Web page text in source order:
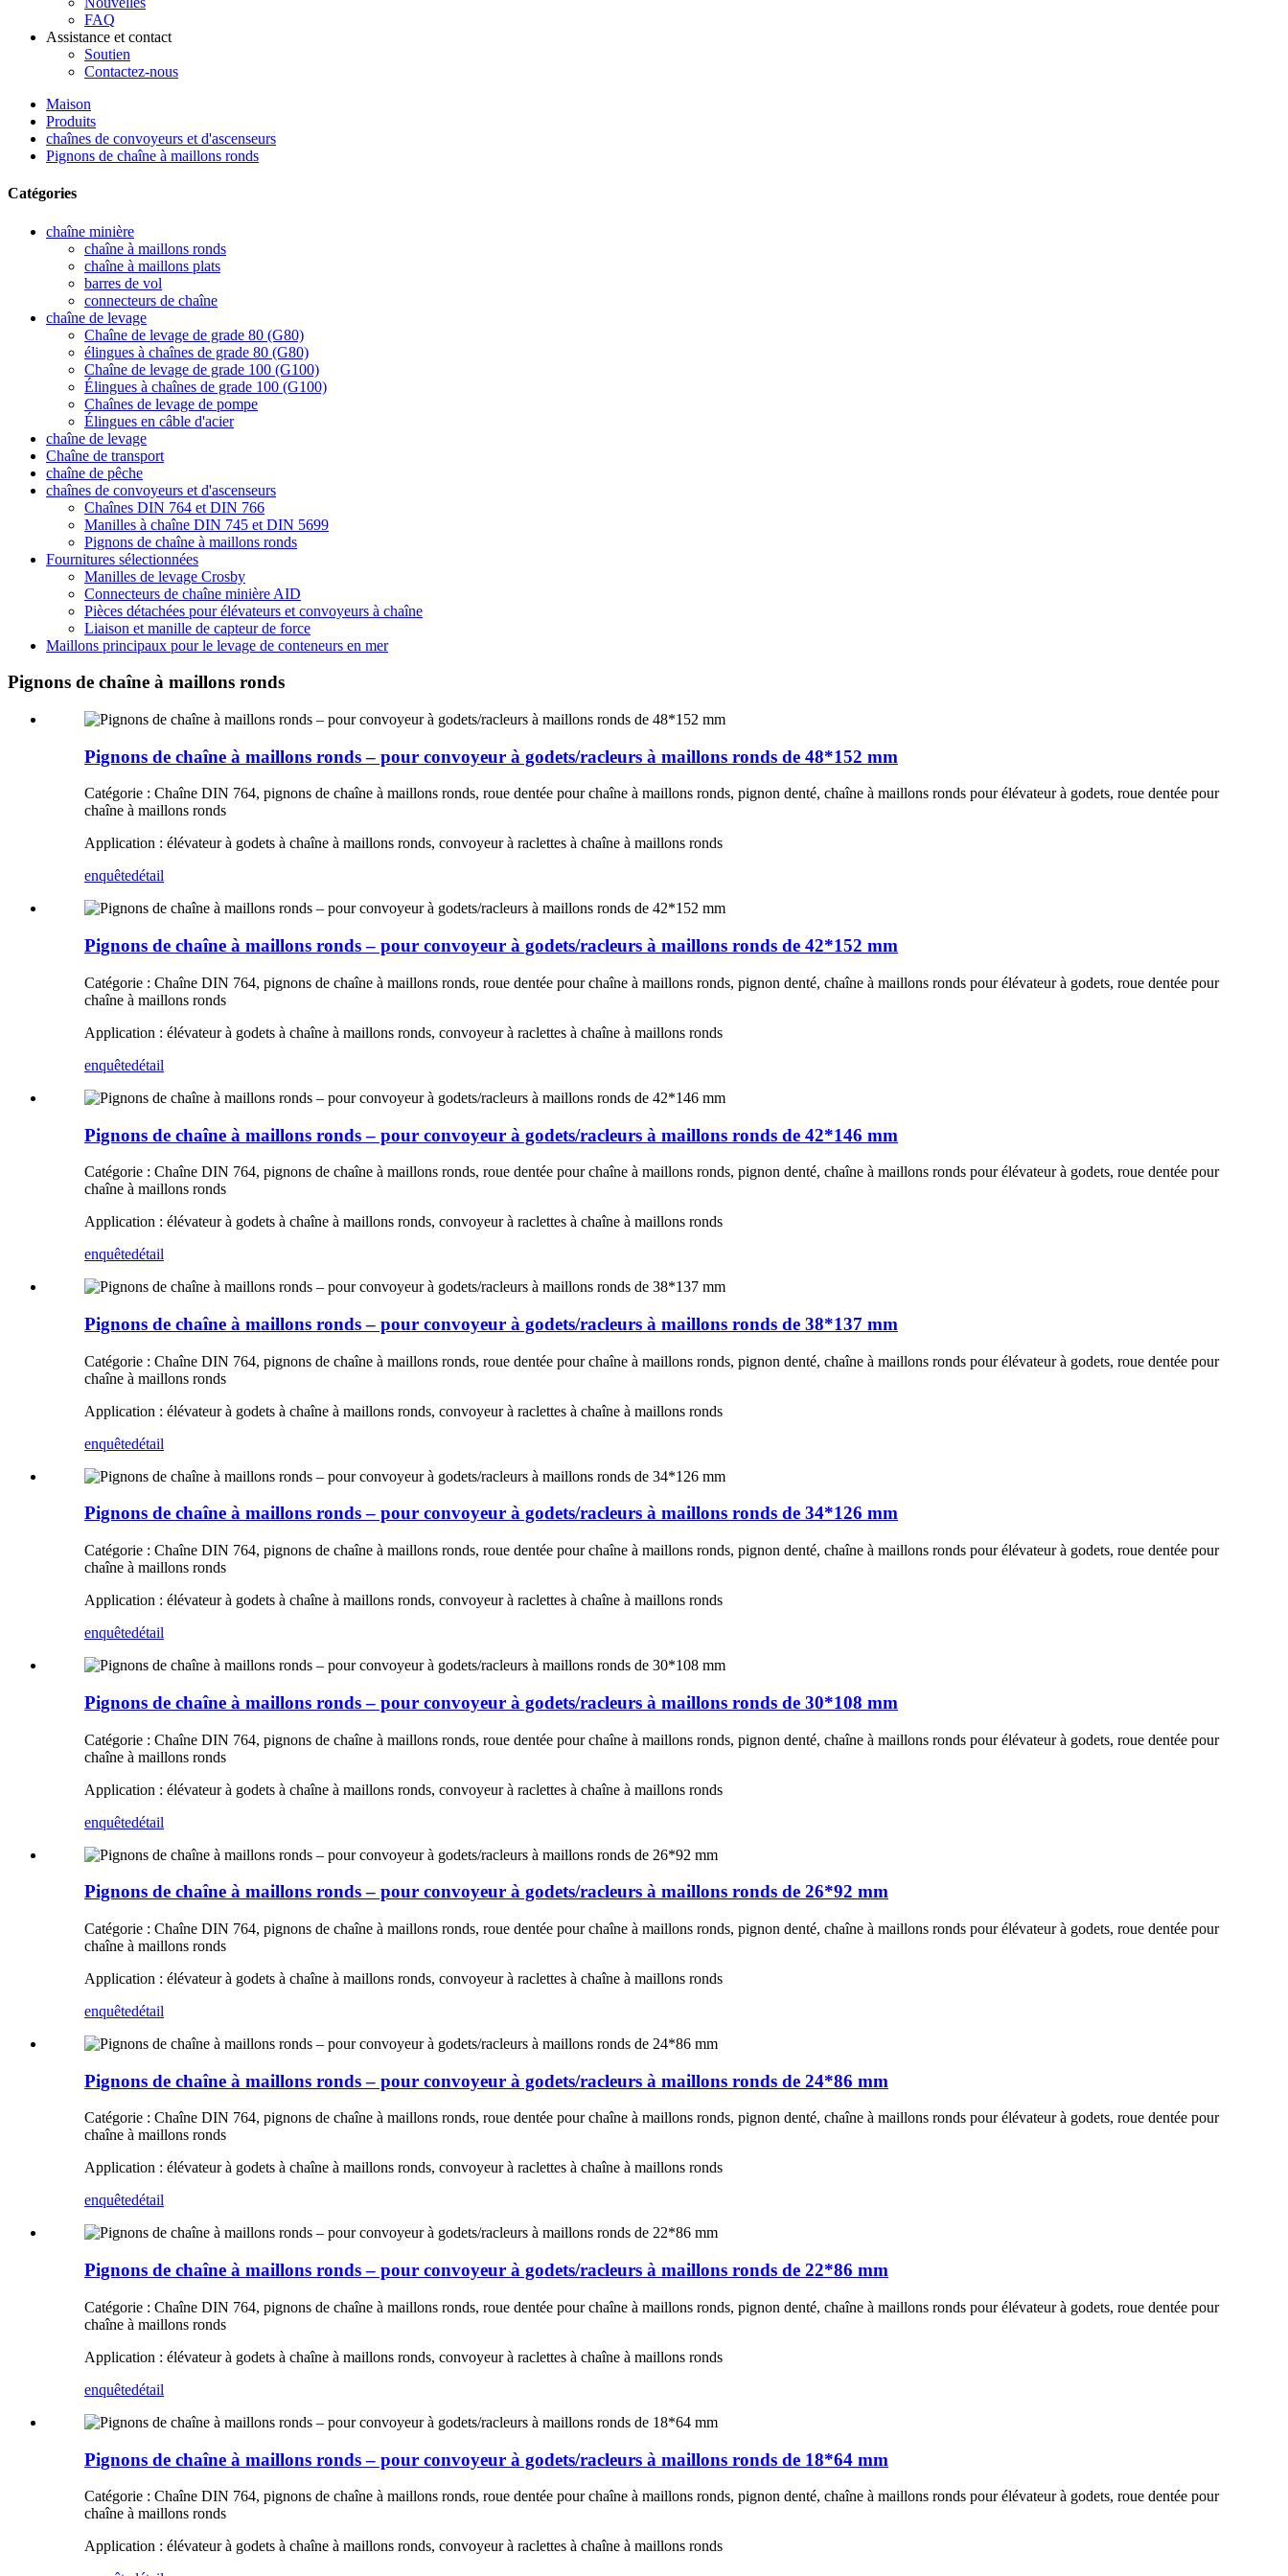
FAQ
Assistance et contact
Soutien
Contactez-nous
Maison
Produits
chaînes de convoyeurs et d'ascenseurs
Pignons de chaîne à maillons ronds
Catégories
chaîne minière
chaîne à maillons ronds
chaîne à maillons plats
barres de vol
connecteurs de chaîne
chaîne de levage
Chaîne de levage de grade 80 (G80)
élingues à chaînes de grade 80 (G80)
Chaîne de levage de grade 100 (G100)
Élingues à chaînes de grade 100 (G100)
Chaînes de levage de pompe
Élingues en câble d'acier
chaîne de levage
Chaîne de transport
chaîne de pêche
chaînes de convoyeurs et d'ascenseurs
Chaînes DIN 764 et DIN 766
Manilles à chaîne DIN 745 et DIN 5699
Pignons de chaîne à maillons ronds
Fournitures sélectionnées
Manilles de levage Crosby
Connecteurs de chaîne minière AID
Pièces détachées pour élévateurs et convoyeurs à chaîne
Liaison et manille de capteur de force
Maillons principaux pour le levage de conteneurs en mer
Pignons de chaîne à maillons ronds
Pignons de chaîne à maillons ronds – pour convoyeur à godets/racleurs à maillons ronds de 48*152 mm
Catégorie : Chaîne DIN 764, pignons de chaîne à maillons ronds, roue dentée pour chaîne à maillons ronds, pignon denté, chaîne à maillons ronds pour élévateur à godets, roue dentée pour
chaîne à maillons ronds
Application : élévateur à godets à chaîne à maillons ronds, convoyeur à raclettes à chaîne à maillons ronds
enquêtedétail
Pignons de chaîne à maillons ronds – pour convoyeur à godets/racleurs à maillons ronds de 42*152 mm
Catégorie : Chaîne DIN 764, pignons de chaîne à maillons ronds, roue dentée pour chaîne à maillons ronds, pignon denté, chaîne à maillons ronds pour élévateur à godets, roue dentée pour
chaîne à maillons ronds
Application : élévateur à godets à chaîne à maillons ronds, convoyeur à raclettes à chaîne à maillons ronds
enquêtedétail
Pignons de chaîne à maillons ronds – pour convoyeur à godets/racleurs à maillons ronds de 42*146 mm
Catégorie : Chaîne DIN 764, pignons de chaîne à maillons ronds, roue dentée pour chaîne à maillons ronds, pignon denté, chaîne à maillons ronds pour élévateur à godets, roue dentée pour
chaîne à maillons ronds
Application : élévateur à godets à chaîne à maillons ronds, convoyeur à raclettes à chaîne à maillons ronds
enquêtedétail
Pignons de chaîne à maillons ronds – pour convoyeur à godets/racleurs à maillons ronds de 38*137 mm
Catégorie : Chaîne DIN 764, pignons de chaîne à maillons ronds, roue dentée pour chaîne à maillons ronds, pignon denté, chaîne à maillons ronds pour élévateur à godets, roue dentée pour
chaîne à maillons ronds
Application : élévateur à godets à chaîne à maillons ronds, convoyeur à raclettes à chaîne à maillons ronds
enquêtedétail
Pignons de chaîne à maillons ronds – pour convoyeur à godets/racleurs à maillons ronds de 34*126 mm
Catégorie : Chaîne DIN 764, pignons de chaîne à maillons ronds, roue dentée pour chaîne à maillons ronds, pignon denté, chaîne à maillons ronds pour élévateur à godets, roue dentée pour
chaîne à maillons ronds
Application : élévateur à godets à chaîne à maillons ronds, convoyeur à raclettes à chaîne à maillons ronds
enquêtedétail
Pignons de chaîne à maillons ronds – pour convoyeur à godets/racleurs à maillons ronds de 30*108 mm
Catégorie : Chaîne DIN 764, pignons de chaîne à maillons ronds, roue dentée pour chaîne à maillons ronds, pignon denté, chaîne à maillons ronds pour élévateur à godets, roue dentée pour
chaîne à maillons ronds
Application : élévateur à godets à chaîne à maillons ronds, convoyeur à raclettes à chaîne à maillons ronds
enquêtedétail
Pignons de chaîne à maillons ronds – pour convoyeur à godets/racleurs à maillons ronds de 26*92 mm
Catégorie : Chaîne DIN 764, pignons de chaîne à maillons ronds, roue dentée pour chaîne à maillons ronds, pignon denté, chaîne à maillons ronds pour élévateur à godets, roue dentée pour
chaîne à maillons ronds
Application : élévateur à godets à chaîne à maillons ronds, convoyeur à raclettes à chaîne à maillons ronds
enquêtedétail
Pignons de chaîne à maillons ronds – pour convoyeur à godets/racleurs à maillons ronds de 24*86 mm
Catégorie : Chaîne DIN 764, pignons de chaîne à maillons ronds, roue dentée pour chaîne à maillons ronds, pignon denté, chaîne à maillons ronds pour élévateur à godets, roue dentée pour
chaîne à maillons ronds
Application : élévateur à godets à chaîne à maillons ronds, convoyeur à raclettes à chaîne à maillons ronds
enquêtedétail
Pignons de chaîne à maillons ronds – pour convoyeur à godets/racleurs à maillons ronds de 22*86 mm
Catégorie : Chaîne DIN 764, pignons de chaîne à maillons ronds, roue dentée pour chaîne à maillons ronds, pignon denté, chaîne à maillons ronds pour élévateur à godets, roue dentée pour
chaîne à maillons ronds
Application : élévateur à godets à chaîne à maillons ronds, convoyeur à raclettes à chaîne à maillons ronds
enquêtedétail
Pignons de chaîne à maillons ronds – pour convoyeur à godets/racleurs à maillons ronds de 18*64 mm
Catégorie : Chaîne DIN 764, pignons de chaîne à maillons ronds, roue dentée pour chaîne à maillons ronds, pignon denté, chaîne à maillons ronds pour élévateur à godets, roue dentée pour
chaîne à maillons ronds
Application : élévateur à godets à chaîne à maillons ronds, convoyeur à raclettes à chaîne à maillons ronds